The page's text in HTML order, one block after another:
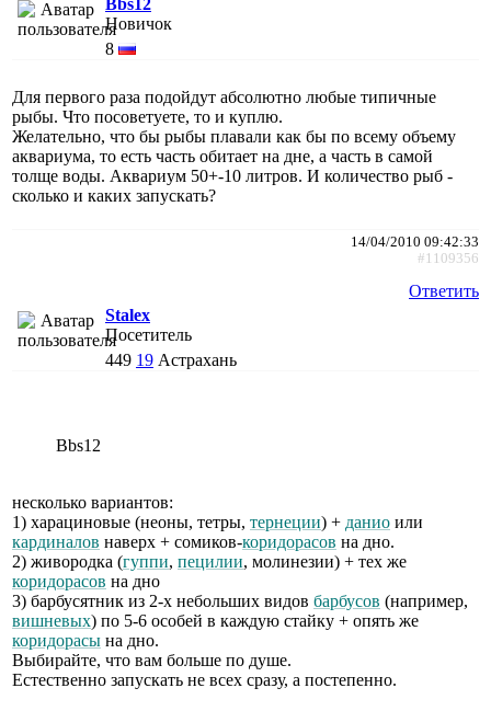
Новичок
8
Для первого раза подойдут абсолютно любые типичные
рыбы. Что посоветуете, то и куплю.
Желательно, что бы рыбы плавали как бы по всему объему
аквариума, то есть часть обитает на дне, а часть в самой
толще воды. Аквариум 50+-10 литров. И количество рыб -
сколько и каких запускать?
14/04/2010 09:42:33
#1109356
Ответить
Stalex
Посетитель
449 19 Астрахань
Bbs12
несколько вариантов:
1) харациновые (неоны, тетры, тернеции) + данио или
кардиналов наверх + сомиков-коридорасов на дно.
2) живородка (гуппи, пецилии, молинезии) + тех же
коридорасов на дно
3) барбусятник из 2-х небольших видов барбусов (например,
вишневых) по 5-6 особей в каждую стайку + опять же
коридорасы на дно.
Выбирайте, что вам больше по душе.
Естественно запускать не всех сразу, а постепенно.